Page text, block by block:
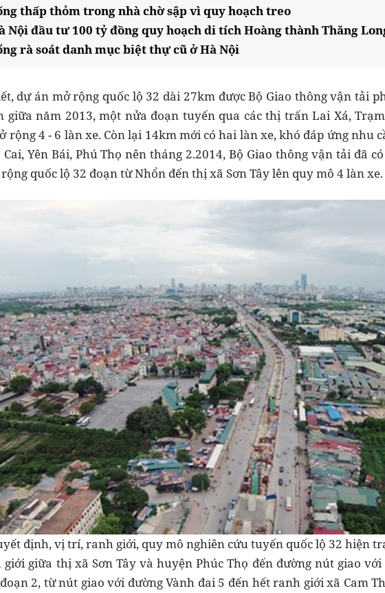
thấp thỏm trong nhà chờ sập vì quy hoạch treo
Nội đầu tư 100 tỷ đồng quy hoạch di tích Hoàng thành Thăng
rà soát danh mục biệt thự cũ ở Hà Nội
dự án mở rộng quốc lộ 32 dài 27km được Bộ Giao thông vận tải
giữa năm 2013, một nửa đoạn tuyến qua các thị trấn Lai Xá,
rộng 4 - 6 làn xe. Còn lại 14km mới có hai làn xe, khó đáp ứng nhu
Yên Bái, Phú Thọ nên tháng 2.2014, Bộ Giao thông vận tải đã
quốc lộ 32 đoạn từ Nhổn đến thị xã Sơn Tây lên quy mô 4 làn xe.
định, vị trí, ranh giới, quy mô nghiên cứu tuyến quốc lộ 32 hiện
giữa thị xã Sơn Tây và huyện Phúc Thọ đến đường nút giao
2, từ nút giao với đường Vành đai 5 đến hết ranh giới xã Cam